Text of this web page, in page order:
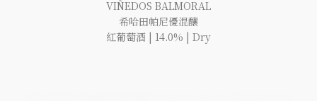
VIÑEDOS BALMORAL
希哈田帕尼優混釀
紅葡萄酒 | 14.0% | Dry